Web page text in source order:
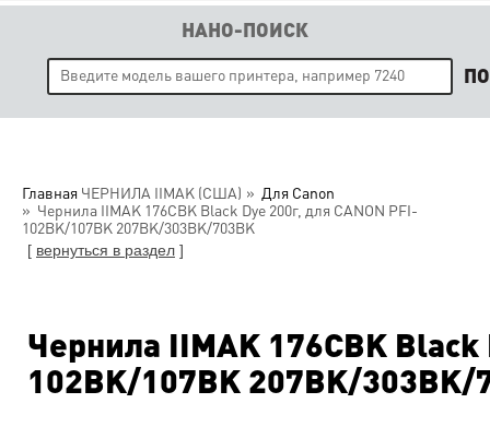
НАНО-ПОИСК
Главная ЧЕРНИЛА IIMAK (США)
Для Canon
Чернила IIMAK 176CBK Black Dye 200г, для CANON PFI-
102BK/107BK 207BK/303BK/703BK
[ вернуться в раздел ]
Чернила IIMAK 176CBK Black
102BK/107BK 207BK/303BK/